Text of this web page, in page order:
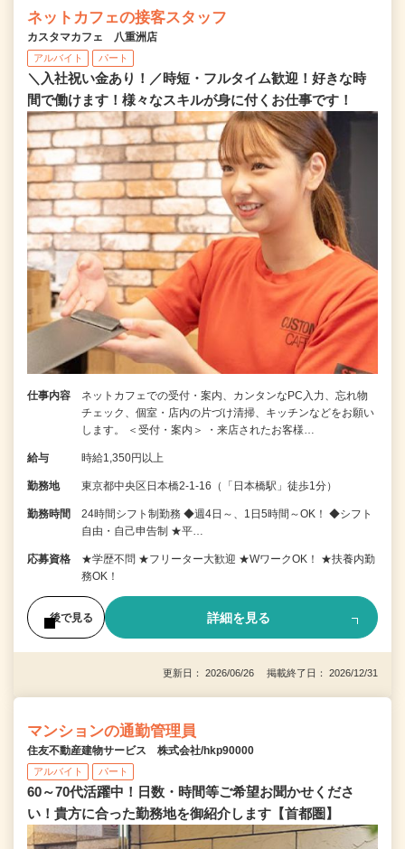
ネットカフェの接客スタッフ
カスタマカフェ 八重洲店
アルバイト パート
＼入社祝い金あり！／時短・フルタイム歓迎！好きな時
間で働けます！様々なスキルが身に付くお仕事です！
仕事内容
ネットカフェでの受付・案内、カンタンなPC入力、忘れ物
チェック、個室・店内の片づけ清掃、キッチンなどをお願い
します。 ＜受付・案内＞ ・来店されたお客様…
給与 時給1,350円以上
勤務地 東京都中央区日本橋2-1-16（「日本橋駅」徒歩1分）
勤務時間
24時間シフト制勤務 ◆週4日～、1日5時間～OK！ ◆シフト
自由・自己申告制 ★平…
応募資格
★学歴不問 ★フリーター大歓迎 ★WワークOK！ ★扶養内勤
務OK！
後で見る 詳細を見る
更新日： 2026/06/26 掲載終了日： 2026/12/31
マンションの通勤管理員
住友不動産建物サービス 株式会社/hkp90000
アルバイト パート
60～70代活躍中！日数・時間等ご希望お聞かせくださ
い！貴方に合った勤務地を御紹介します【首都圏】